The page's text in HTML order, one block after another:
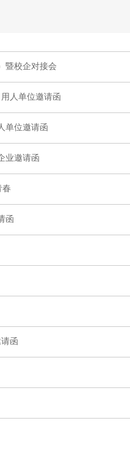
暨校企对接会
人单位邀请函
单位邀请函
业邀请函
春
函
函